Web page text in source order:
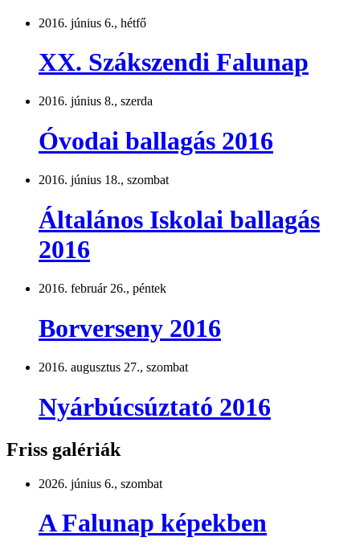
2016. június 6., hétfő
XX. Szákszendi Falunap
2016. június 8., szerda
Óvodai ballagás 2016
2016. június 18., szombat
Általános Iskolai ballagás
2016
2016. február 26., péntek
Borverseny 2016
2016. augusztus 27., szombat
Nyárbúcsúztató 2016
Friss galériák
2026. június 6., szombat
A Falunap képekben